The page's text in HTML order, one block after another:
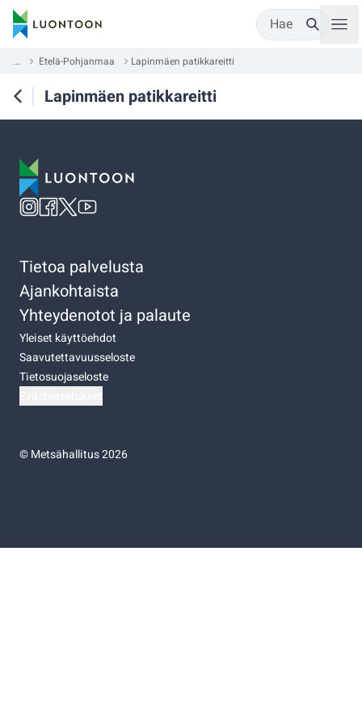
Hae
... Etelä-Pohjanmaa Lapinmäen patikkareitti
Lapinmäen patikkareitti
Tietoa palvelusta
Ajankohtaista
Yhteydenotot ja palaute
Yleiset käyttöehdot
Saavutettavuusseloste
Tietosuojaseloste
©Metsähallitus 2026